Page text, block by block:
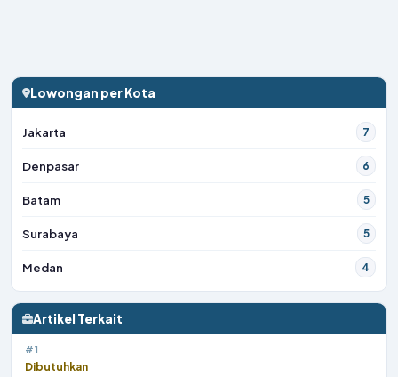
Lowongan per Kota
Jakarta 7
Denpasar 6
Batam 5
Surabaya 5
Medan 4
Artikel Terkait
#1
Dibutuhkan